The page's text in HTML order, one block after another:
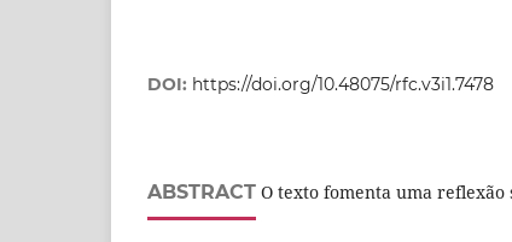
DOI: https://doi.org/10.48075/rfc.v3i1.7478
ABSTRACT O texto fomenta uma reflexão